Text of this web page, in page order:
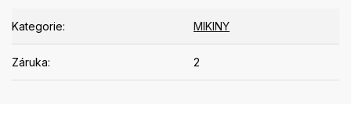
Kategorie: MIKINY
Záruka: 2